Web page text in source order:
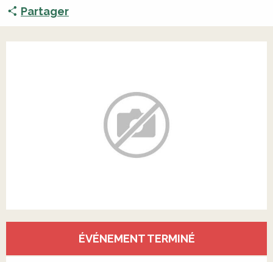
Partager
ÉVÉNEMENT TERMINÉ